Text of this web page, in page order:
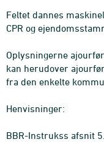
Feltet dannes
CPR og
Oplysningerne
kan herudover
fra den enkelte
Henvisninger:
BBR-Instrukss afsnit